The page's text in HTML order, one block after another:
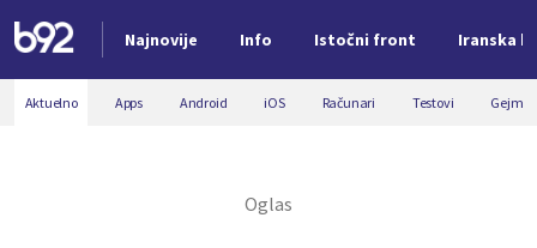
Najnovije Info Istočni front Iranska
Nova vest
Aktuelno Apps Android iOS Računari Testovi